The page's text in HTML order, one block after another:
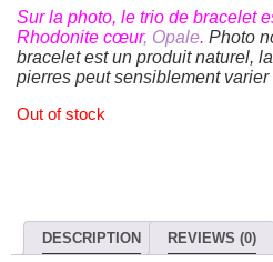
Sur la photo, le trio de bracelet
Rhodonite cœur, Opale. Photo
bracelet est un produit naturel,
pierres peut sensiblement varier
Out of stock
DESCRIPTION REVIEWS (0)